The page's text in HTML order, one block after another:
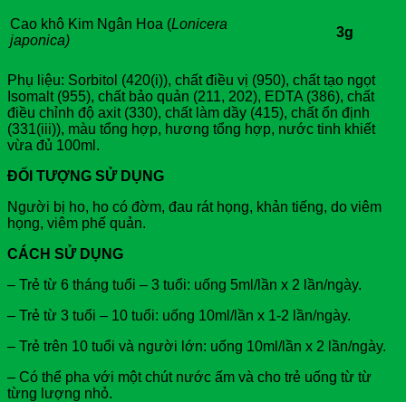
Cao khô Kim Ngân Hoa (Lonicera
japonica)
3g
Phụ liệu: Sorbitol (420(i)), chất điều vị (950), chất tạo ngọt
Isomalt (955), chất bảo quản (211, 202), EDTA (386), chất
điều chỉnh độ axit (330), chất làm dầy (415), chất ổn định
(331(iii)), màu tổng hợp, hương tổng hợp, nước tinh khiết
vừa đủ 100ml.
ĐỐI TƯỢNG SỬ DỤNG
Người bị ho, ho có đờm, đau rát họng, khản tiếng, do viêm
họng, viêm phế quản.
CÁCH SỬ DỤNG
– Trẻ từ 6 tháng tuổi – 3 tuổi: uống 5ml/lần x 2 lần/ngày.
– Trẻ từ 3 tuổi – 10 tuổi: uống 10ml/lần x 1-2 lần/ngày.
– Trẻ trên 10 tuổi và người lớn: uống 10ml/lần x 2 lần/ngày.
– Có thể pha với một chút nước ấm và cho trẻ uống từ từ
từng lượng nhỏ.